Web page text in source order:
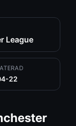
League
22